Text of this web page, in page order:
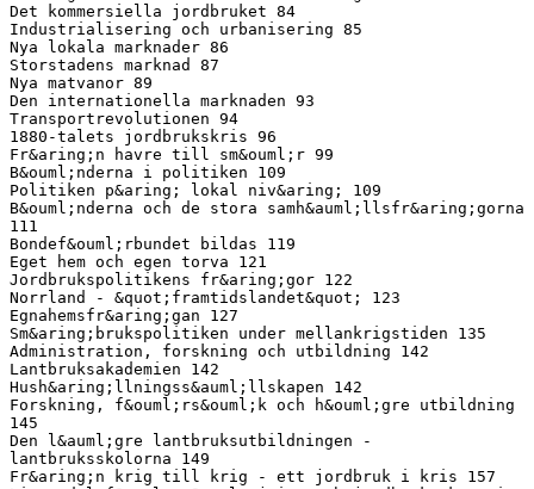
Det kommersiella jordbruket 84
Industrialisering och urbanisering 85
Nya lokala marknader 86
Storstadens marknad 87
Nya matvanor 89
Den internationella marknaden 93
Transportrevolutionen 94
1880-talets jordbrukskris 96
Fr&aring;n havre till sm&ouml;r 99
B&ouml;nderna i politiken 109
Politiken p&aring; lokal niv&aring; 109
B&ouml;nderna och de stora samh&auml;llsfr&aring;gorna
111
Bondef&ouml;rbundet bildas 119
Eget hem och egen torva 121
Jordbrukspolitikens fr&aring;gor 122
Norrland - &quot;framtidslandet&quot; 123
Egnahemsfr&aring;gan 127
Sm&aring;brukspolitiken under mellankrigstiden 135
Administration, forskning och utbildning 142
Lantbruksakademien 142
Hush&aring;llningss&auml;llskapen 142
Forskning, f&ouml;rs&ouml;k och h&ouml;gre utbildning
145
Den l&auml;gre lantbruksutbildningen -
lantbruksskolorna 149
Fr&aring;n krig till krig - ett jordbruk i kris 157